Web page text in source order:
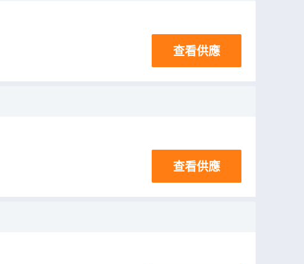
查看供應
查看供應